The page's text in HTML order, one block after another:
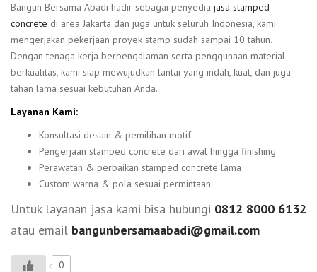
Bangun Bersama Abadi hadir sebagai penyedia jasa stamped
concrete di area Jakarta dan juga untuk seluruh Indonesia, kami
mengerjakan pekerjaan proyek stamp sudah sampai 10 tahun.
Dengan tenaga kerja berpengalaman serta penggunaan material
berkualitas, kami siap mewujudkan lantai yang indah, kuat, dan juga
tahan lama sesuai kebutuhan Anda.
Layanan Kami:
Konsultasi desain & pemilihan motif
Pengerjaan stamped concrete dari awal hingga finishing
Perawatan & perbaikan stamped concrete lama
Custom warna & pola sesuai permintaan
Untuk layanan jasa kami bisa hubungi 0812 8000 6132
atau email bangunbersamaabadi@gmail.com
0